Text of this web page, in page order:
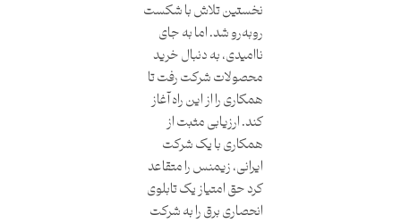
نخستین تلاش با شکست
رو‌به‌رو شد. اما به جای
ناامیدی، به دنبال خرید
محصولات شرکت رفت تا
همکاری را از این راه آغاز
کند. ارزیابی مثبت از
همکاری با یک شرکت
ایرانی، زیمنس را متقاعد
کرد حق امتیاز یک تابلوی
انحصاری برق را به شرکت